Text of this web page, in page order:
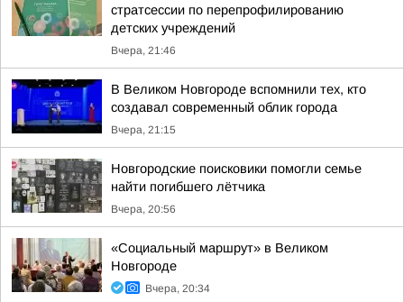
стратсессии по перепрофилированию
детских учреждений
Вчера, 21:46
В Великом Новгороде вспомнили тех, кто
создавал современный облик города
Вчера, 21:15
Новгородские поисковики помогли семье
найти погибшего лётчика
Вчера, 20:56
«Социальный маршрут» в Великом
Новгороде
Вчера, 20:34